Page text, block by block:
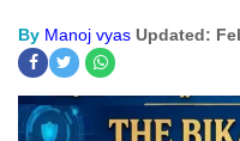
By Manoj vyas Updated: